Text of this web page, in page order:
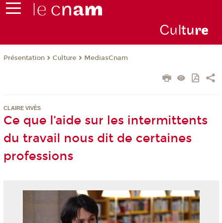
Culture
Présentation Culture MediasCnam
CLAIRE VIVÈS
Ce que l’aide sur les intermittents
du travail nous dit de certaines
professions